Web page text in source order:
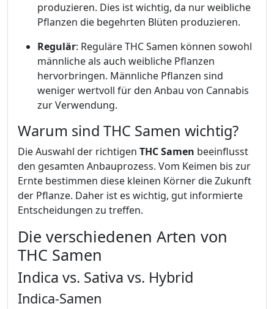
produzieren. Dies ist wichtig, da nur weibliche
Pflanzen die begehrten Blüten produzieren.
Regulär: Reguläre THC Samen können sowohl
männliche als auch weibliche Pflanzen
hervorbringen. Männliche Pflanzen sind
weniger wertvoll für den Anbau von Cannabis
zur Verwendung.
Warum sind THC Samen wichtig?
Die Auswahl der richtigen THC Samen beeinflusst
den gesamten Anbauprozess. Vom Keimen bis zur
Ernte bestimmen diese kleinen Körner die Zukunft
der Pflanze. Daher ist es wichtig, gut informierte
Entscheidungen zu treffen.
Die verschiedenen Arten von
THC Samen
Indica vs. Sativa vs. Hybrid
Indica-Samen